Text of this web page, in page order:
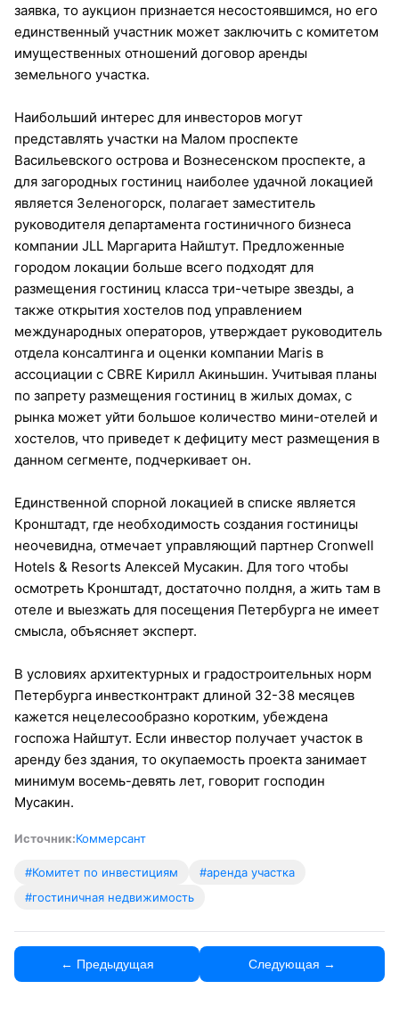
заявка, то аукцион признается несостоявшимся, но его
единственный участник может заключить с комитетом
имущественных отношений договор аренды
земельного участка.
Наибольший интерес для инвесторов могут
представлять участки на Малом проспекте
Васильевского острова и Вознесенском проспекте, а
для загородных гостиниц наиболее удачной локацией
является Зеленогорск, полагает заместитель
руководителя департамента гостиничного бизнеса
компании JLL Маргарита Найштут. Предложенные
городом локации больше всего подходят для
размещения гостиниц класса три-четыре звезды, а
также открытия хостелов под управлением
международных операторов, утверждает руководитель
отдела консалтинга и оценки компании Maris в
ассоциации с CBRE Кирилл Акиньшин. Учитывая планы
по запрету размещения гостиниц в жилых домах, с
рынка может уйти большое количество мини-отелей и
хостелов, что приведет к дефициту мест размещения в
данном сегменте, подчеркивает он.
Единственной спорной локацией в списке является
Кронштадт, где необходимость создания гостиницы
неочевидна, отмечает управляющий партнер Cronwell
Hotels & Resorts Алексей Мусакин. Для того чтобы
осмотреть Кронштадт, достаточно полдня, а жить там в
отеле и выезжать для посещения Петербурга не имеет
смысла, объясняет эксперт.
В условиях архитектурных и градостроительных норм
Петербурга инвестконтракт длиной 32-38 месяцев
кажется нецелесообразно коротким, убеждена
госпожа Найштут. Если инвестор получает участок в
аренду без здания, то окупаемость проекта занимает
минимум восемь-девять лет, говорит господин
Мусакин.
Источник:Коммерсант
#Комитет по инвестициям
#аренда участка
#гостиничная недвижимость
← Предыдущая Следующая →